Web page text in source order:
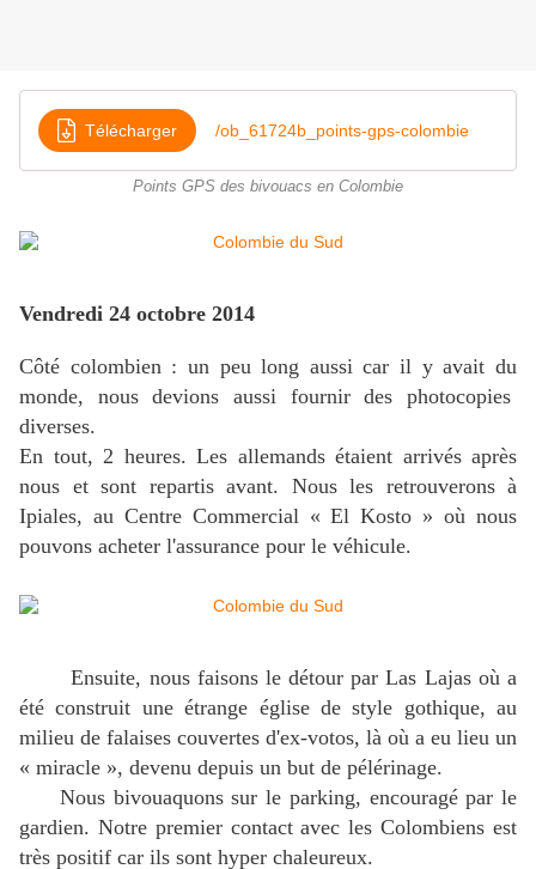
Télécharger /ob_61724b_points-gps-colombie
Points GPS des bivouacs en Colombie
Vendredi 24 octobre 2014
Côté colombien : un peu long aussi car il y avait du
monde, nous devions aussi fournir des photocopies
diverses.
En tout, 2 heures. Les allemands étaient arrivés après
nous et sont repartis avant. Nous les retrouverons à
Ipiales, au Centre Commercial « El Kosto » où nous
pouvons acheter l'assurance pour le véhicule.
Ensuite, nous faisons le détour par Las Lajas où a
été construit une étrange église de style gothique, au
milieu de falaises couvertes d'ex-votos, là où a eu lieu un
« miracle », devenu depuis un but de pélérinage.
Nous bivouaquons sur le parking, encouragé par le
gardien. Notre premier contact avec les Colombiens est
très positif car ils sont hyper chaleureux.